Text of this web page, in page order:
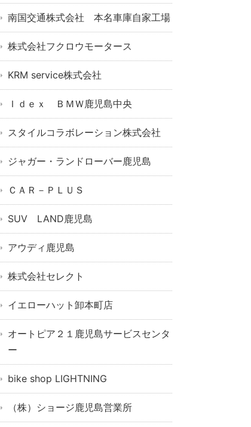
南国交通株式会社 本名車庫自家工場
株式会社フクロウモータース
KRM service株式会社
Ｉｄｅｘ ＢＭＷ鹿児島中央
スタイルコラボレーション株式会社
ジャガー・ランドローバー鹿児島
ＣＡＲ－ＰＬＵＳ
SUV LAND鹿児島
アウディ鹿児島
株式会社セレクト
イエローハット卸本町店
オートピア２１鹿児島サービスセンタ
ー
bike shop LIGHTNING
（株）ショージ鹿児島営業所